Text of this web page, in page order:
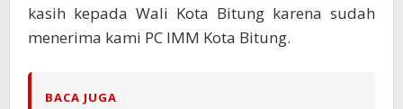
kasih kepada Wali Kota Bitung karena sudah
menerima kami PC IMM Kota Bitung.
BACA JUGA